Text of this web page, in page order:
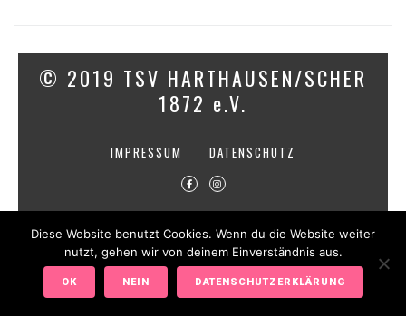
© 2019 TSV HARTHAUSEN/SCHER
1872 e.V.
IMPRESSUM DATENSCHUTZ
Diese Website benutzt Cookies. Wenn du die Website weiter
nutzt, gehen wir von deinem Einverständnis aus.
OK NEIN DATENSCHUTZERKLÄRUNG